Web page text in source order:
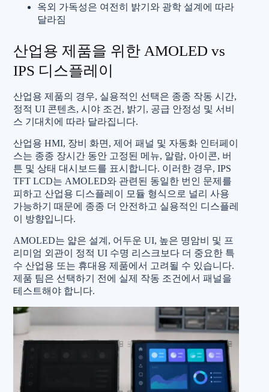
옥외 가독성은 여전히 밝기와 광학 설계에 따라
달라짐
산업용 제품을 위한 AMOLED vs
IPS 디스플레이
산업용 제품의 경우, 실용적인 선택은 종종 작동 시간,
정적 UI 콘텐츠, 시야 조건, 밝기, 공급 안정성 및 서비
스 기대치에 따라 달라집니다.
산업용 HMI, 장비 화면, 제어 패널 및 자동화 인터페이
스는 종종 장시간 동안 고정된 메뉴, 알람, 아이콘, 버
튼 및 상태 대시보드를 표시합니다. 이러한 경우, IPS
TFT LCD는 AMOLED와 관련된 동일한 번인 문제를
피하고 산업용 디스플레이 모듈 형식으로 널리 사용
가능하기 때문에 종종 더 안전하고 실용적인 디스플레
이 방향입니다.
AMOLED는 얇은 설계, 어두운 UI, 높은 명암비 및 프
리미엄 외관이 정적 UI 수명 리스크보다 더 중요한 특
수 산업용 또는 휴대용 제품에서 고려될 수 있습니다.
제품 팀은 선택하기 전에 실제 작동 조건에서 패널을
테스트해야 합니다.